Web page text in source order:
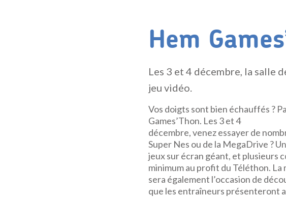
Hem
Les 3 et 4 décembre, la salle
jeu vidéo.
Vos doigts sont bien échauffés ?
Games’Thon. Les 3 et 4
décembre, venez essayer de
Super Nes ou de la MegaDrive ?
jeux sur écran géant, et plusieurs
minimum au profit du Téléthon.
sera également l’occasion de
que les entraîneurs présenteront